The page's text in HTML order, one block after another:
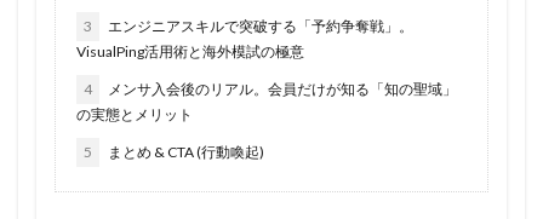
3
エンジニアスキルで突破する「予約争奪戦」。
VisualPing活用術と海外模試の極意
4
メンサ入会後のリアル。会員だけが知る「知の聖域」
の実態とメリット
5 まとめ & CTA (行動喚起)